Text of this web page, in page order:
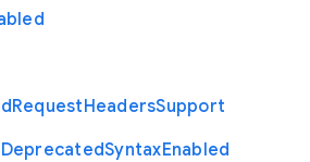
RequestHeadersSupport
DeprecatedSyntaxEnabled